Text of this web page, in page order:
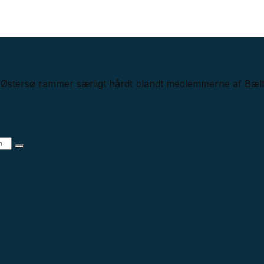
rammer særligt hårdt blandt medlemmerne af